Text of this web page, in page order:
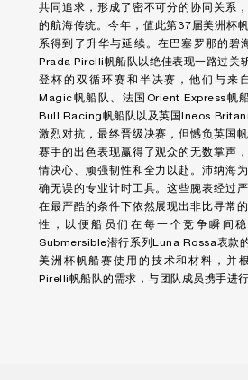
共同追求，形成了密不可分的协同关系
的航海传统。今年，值此第37届美洲杯
系得到了升华与延续。在巴塞罗那的碧
Prada Pirelli帆船队以绝佳表现一路过关
登杯的双循环赛和半决赛，他们与来
Magic帆船队、法国Orient Express帆
Bull Racing帆船队以及英国Ineos
激烈对抗，最终晋级决赛，但憾负英国
赛手的出色表现赢得了观众的无数掌声
情决心、顽强韧性和全力以赴。沛纳海
确无误的专业计时工具。这些腕表经过
在最严酷的条件下依然展现出非比寻常
性，以便船员们在每一个竞争瞬间
Submersible潜行系列Luna Rossa表款
美洲杯帆船赛使用的技术和材料，并
Pirelli帆船队的需求，与团队成员携手进行